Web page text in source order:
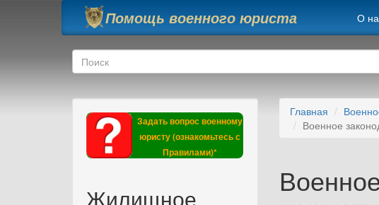
Перейти к основному содержанию
Помощь военного юриста О
Форма поиска
Поиск
Задать вопрос военному
юристу (ознакомьтесь с
Правилами)*
Жилищное
Главная
Военное